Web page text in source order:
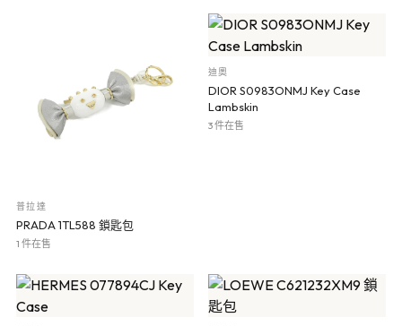
普拉達
PRADA 1TL588 鎖匙包
1 件在售
迪奧
DIOR S0983ONMJ Key Case
Lambskin
3 件在售